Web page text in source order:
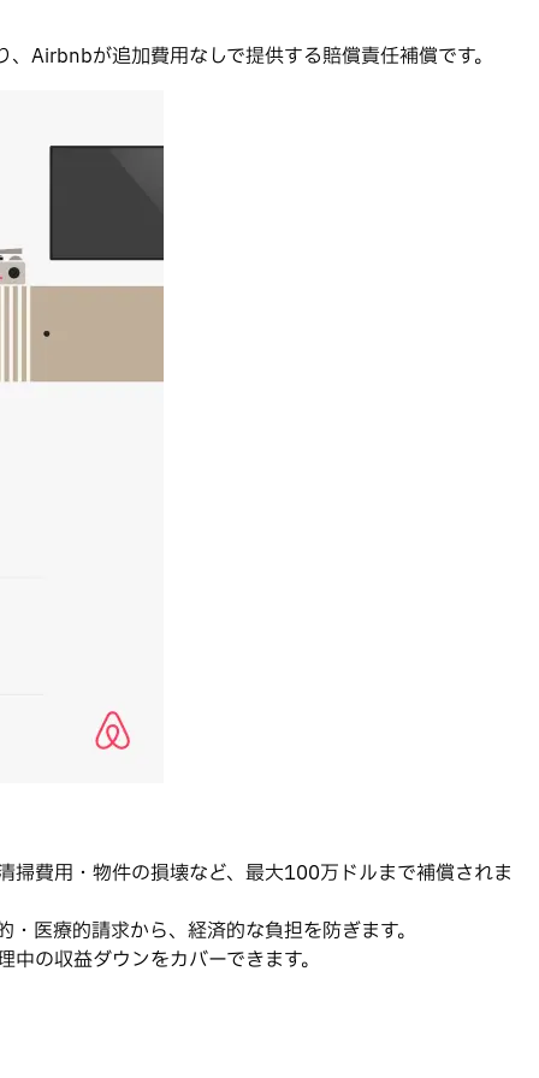
Airbnbが追加費用なしで提供する賠償責任補償です。
掃費用・物件の損壊など、最大100万ドルまで補償されま
医療的請求から、経済的な負担を防ぎます。
の収益ダウンをカバーできます。